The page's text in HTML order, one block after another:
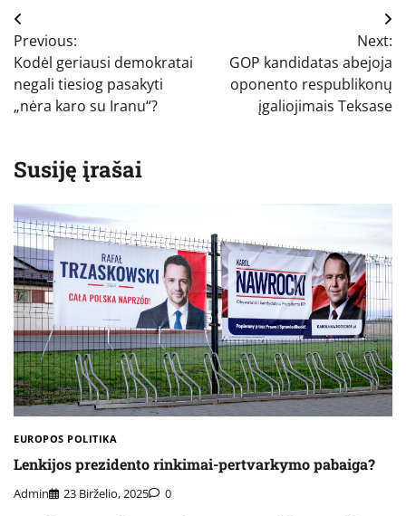
Navigacija
tarp
įrašų
Previous:
Kodėl geriausi demokratai
negali tiesiog pasakyti
„nėra karo su Iranu“?
Next:
GOP kandidatas abejoja
oponento respublikonų
įgaliojimais Teksase
Susiję įrašai
EUROPOS POLITIKA
Lenkijos prezidento rinkimai-pertvarkymo pabaiga?
Admin 23 Birželio, 2025 0